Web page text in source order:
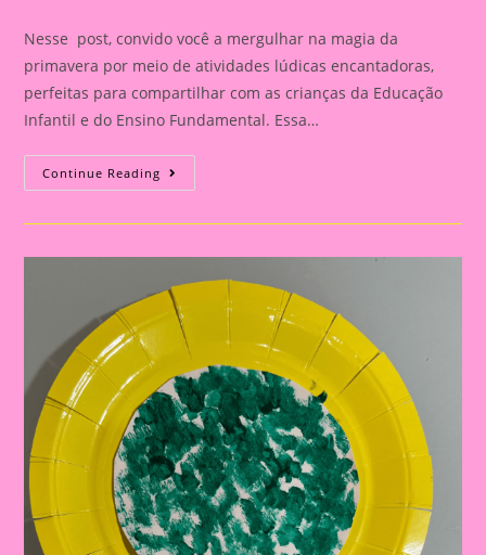
Nesse post, convido você a mergulhar na magia da
primavera por meio de atividades lúdicas encantadoras,
perfeitas para compartilhar com as crianças da Educação
Infantil e do Ensino Fundamental. Essa…
Continue Reading Atividades
Lúdicas
Para
Educação
Infantil
Ensino
Fundamental